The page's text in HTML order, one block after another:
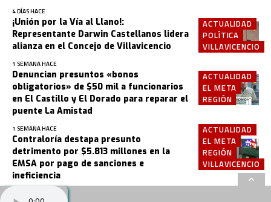
4 DÍAS HACE
ACTUALIDAD
POLÍTICA
VILLAVICENCIO
¡Unión por la Vía al Llano!:
Representante Darwin Castellanos lidera
alianza en el Concejo de Villavicencio
1 SEMANA HACE
ACTUALIDAD
EL META
REGIÓN
Denuncian presuntos «bonos
obligatorios» de $50 mil a funcionarios
en El Castillo y El Dorado para reparar el
puente La Amistad
1 SEMANA HACE
ACTUALIDAD
EL META
REGIÓN
VILLAVICENCIO
Contraloría destapa presunto
detrimento por $5.813 millones en la
EMSA por pago de sanciones e
ineficiencia